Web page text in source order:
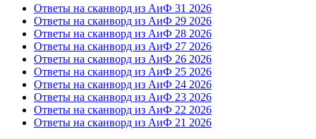
Ответы на сканворд из АиФ 31 2026
Ответы на сканворд из АиФ 29 2026
Ответы на сканворд из АиФ 28 2026
Ответы на сканворд из АиФ 27 2026
Ответы на сканворд из АиФ 26 2026
Ответы на сканворд из АиФ 25 2026
Ответы на сканворд из АиФ 24 2026
Ответы на сканворд из АиФ 23 2026
Ответы на сканворд из АиФ 22 2026
Ответы на сканворд из АиФ 21 2026